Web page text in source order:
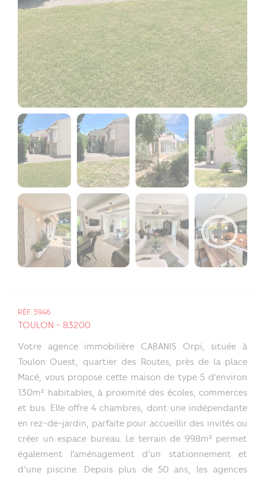
RÉF. 5946
TOULON - 83200
Votre agence immobilière CABANIS Orpi, située à
Toulon Ouest, quartier des Routes, près de la place
Macé, vous propose cette maison de type 5 d'environ
130m² habitables, à proximité des écoles, commerces
et bus. Elle offre 4 chambres, dont une indépendante
en rez-de-jardin, parfaite pour accueillir des invités ou
créer un espace bureau. Le terrain de 998m² permet
également l’aménagement d’un stationnement et
d’une piscine. Depuis plus de 50 ans, les agences